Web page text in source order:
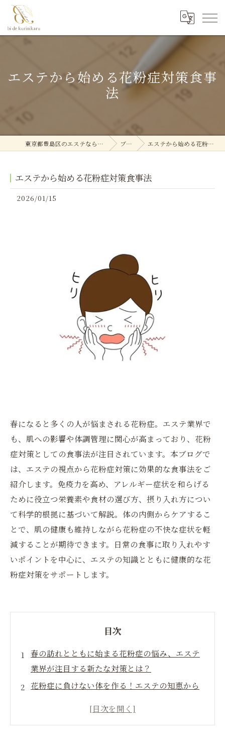
エステから始める花粉症対策食事
法
東京都豊島区のエステなら美deクリニカル ブログ エステから始める花粉症対策食事法
エステから始める花粉症対策食事法
2026/01/15
春になると多くの人が悩まされる花粉症。エステ業界で
も、肌への影響や体調管理に関心が高まっており、花粉
症対策としての食事法が注目されています。本ブログで
は、エステの視点から花粉症対策に効果的な食事法をご
紹介します。免疫力を高め、アレルギー症状を和らげる
ために役立つ栄養素や食材の選び方、摂り入れ方につい
て科学的根拠に基づいて解説。体の内側からケアするこ
とで、肌の健康も維持しながら花粉症の不快な症状を軽
減することが期待できます。日常の食事に取り入れやす
いポイントを中心に、エステの知識とともに健康的な花
粉症対策をサポートします。
目次
春の訪れとともに始まる花粉症の悩み、エステ
業界が注目する新たな対策とは？
花粉症に負けない体を作る！エステの知恵から